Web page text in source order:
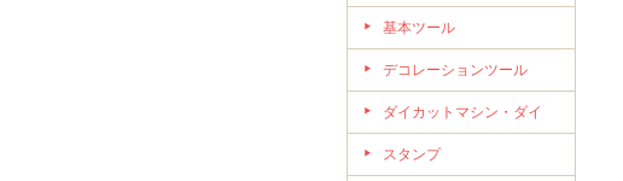
基本ツール
デコレーションツール
ダイカットマシン・ダイ
スタンプ